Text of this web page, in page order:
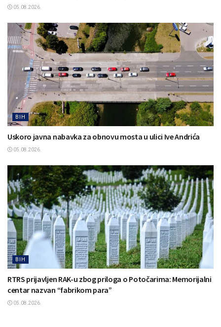
05.08.2026.
BIH
Uskoro javna nabavka za obnovu mosta u ulici Ive Andrića
05.08.2026.
BIH
RTRS prijavljen RAK-u zbog priloga o Potočarima: Memorijalni
centar nazvan “fabrikom para”
05.08.2026.